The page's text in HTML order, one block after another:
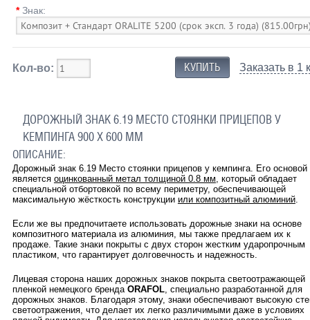
* Знак:
Кол-во: Заказать в 1
ДОРОЖНЫЙ ЗНАК 6.19 МЕСТО СТОЯНКИ ПРИЦЕПОВ У
КЕМПИНГА 900 Х 600 ММ
ОПИСАНИЕ:
Дорожный знак 6.19 Место стоянки прицепов у кемпинга. Его основой
является оцинкованный метал толщиной 0.8 мм, который обладает
специальной отбортовкой по всему периметру, обеспечивающей
максимальную жёсткость конструкции или композитный алюминий.
Если же вы предпочитаете использовать дорожные знаки на основе
композитного материала из алюминия, мы также предлагаем их к
продаже. Такие знаки покрыты с двух сторон жестким ударопрочным
пластиком, что гарантирует долговечность и надежность.
Лицевая сторона наших дорожных знаков покрыта светоотражающей
пленкой немецкого бренда ORAFOL, специально разработанной для
дорожных знаков. Благодаря этому, знаки обеспечивают высокую
светоотражения, что делает их легко различимыми даже в условиях